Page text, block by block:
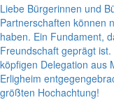
Liebe Bürgerinnen und
Partnerschaften können
haben. Ein Fundament,
Freundschaft geprägt
köpfigen Delegation aus
Erligheim
größten Hochachtung!